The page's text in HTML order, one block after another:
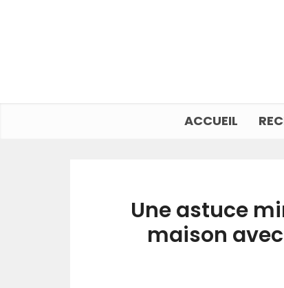
ACCUEIL
Une astuce
maison